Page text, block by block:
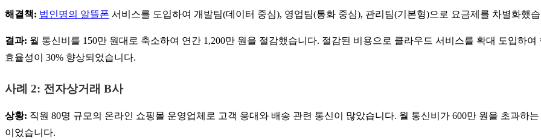
해결책: 법인명의 알뜰폰 서비스를 도입하여 개발팀(데이터 중심), 영업팀(통화 중심), 관리팀(기본형)으로 요금제를 차별화했
결과: 월 통신비를 150만 원대로 축소하여 연간 1,200만 원을 절감했습니다. 절감된 비용으로 클라우드 서비스를 확대 도입하여
효율성이 30% 향상되었습니다.
사례 2: 전자상거래 B사
상황: 직원 80명 규모의 온라인 쇼핑몰 운영업체로 고객 응대와 배송 관련 통신이 많았습니다. 월 통신비가 600만 원을 초과하는
이었습니다.